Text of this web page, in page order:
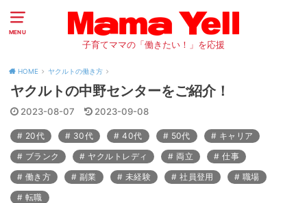
MENU
子育てママの「働きたい！」を応援
HOME ヤクルトの働き方
ヤクルトの中野センターをご紹介！
2023-08-07 2023-09-08
20代 30代 40代 50代
キャリア
ブランク
ヤクルトレディ 両立
仕事
働き方
副業 未経験 社員登用
職場
転職